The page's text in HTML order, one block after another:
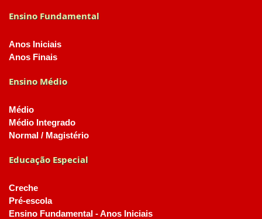
Ensino Fundamental
Anos Iniciais
Anos Finais
Ensino Médio
Médio
Médio Integrado
Normal / Magistério
Educação Especial
Creche
Pré-escola
Ensino Fundamental - Anos Iniciais